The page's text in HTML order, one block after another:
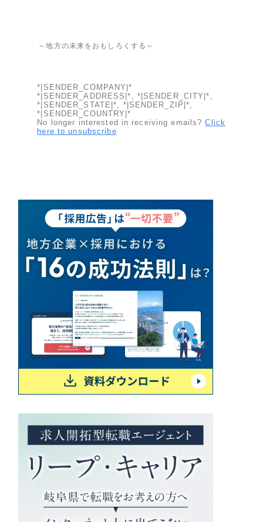
～地方の未来をおもしろくする～
*|SENDER_COMPANY|*
*|SENDER_ADDRESS|*, *|SENDER_CITY|*,
*|SENDER_STATE|*, *|SENDER_ZIP|*,
*|SENDER_COUNTRY|*
No longer interested in receiving emails?Click
here to unsubscribe